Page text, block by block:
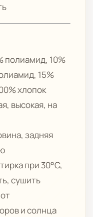
полиамид, 10%
15%
хлопок
высокая, на
задняя
при 30°C,
сушить
и солнца